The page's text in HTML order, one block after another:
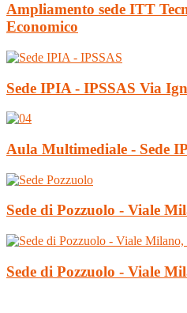
Ampliamento sede ITT
Economico
Sede IPIA - IPSSAS Via
Aula Multimediale - Sede
Sede di Pozzuolo - Viale
Sede di Pozzuolo - Viale